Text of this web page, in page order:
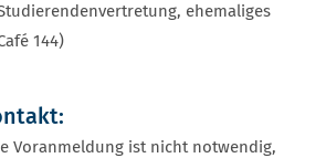
ehemaliges
144)
Voranmeldung ist nicht notwendig,